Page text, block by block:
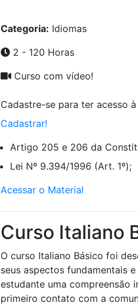
Categoria: Idiomas
2 - 120 Horas
Curso com vídeo!
Cadastre-se para ter acesso
Cadastrar!
Artigo 205 e 206 da
Lei Nº 9.394/1996 (Art. 1º);
Acessar o Material
Curso Italiano
O curso Italiano Básico foi
seus aspectos fundamentais
estudante uma compreensão
primeiro contato com a